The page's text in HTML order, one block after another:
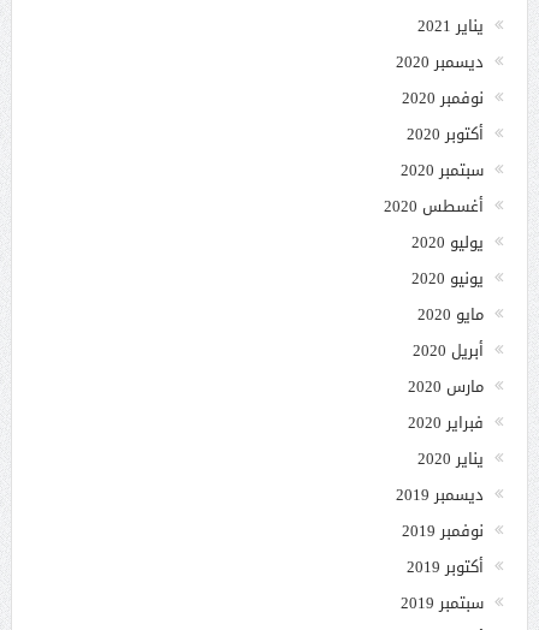
يناير 2021
ديسمبر 2020
نوفمبر 2020
أكتوبر 2020
سبتمبر 2020
أغسطس 2020
يوليو 2020
يونيو 2020
مايو 2020
أبريل 2020
مارس 2020
فبراير 2020
يناير 2020
ديسمبر 2019
نوفمبر 2019
أكتوبر 2019
سبتمبر 2019